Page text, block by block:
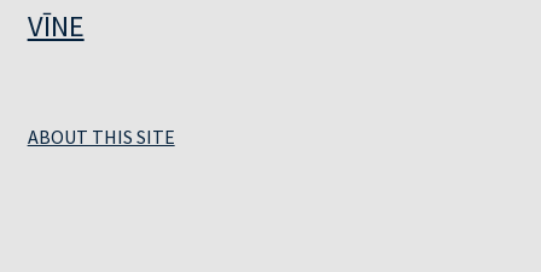
VĪNE
ABOUT THIS SITE